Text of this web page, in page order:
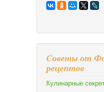
Cоветы от
рецептов
Кулинарные